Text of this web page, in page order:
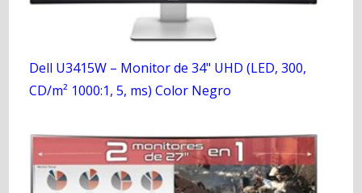
Dell U3415W – Monitor de 34" UHD (LED, 300,
CD/m² 1000:1, 5, ms) Color Negro